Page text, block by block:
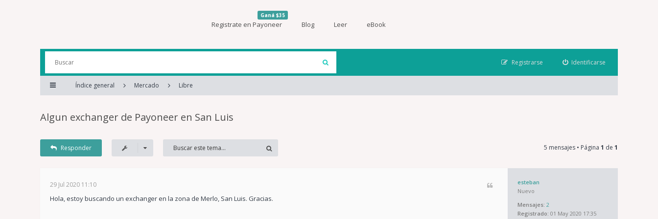
Registrate en Payoneer
Ganá $35
Blog Leer eBook
Identificarse
Registrarse
Índice general Mercado Libre
Algun exchanger de Payoneer en San Luis
Responder 5 mensajes • Página 1 de 1
esteban
Nuevo
Mensajes: 2
Registrado: 01 May 2020 17:35
29 Jul 2020 11:10
Hola, estoy buscando un exchanger en la zona de Merlo, San Luis. Gracias.